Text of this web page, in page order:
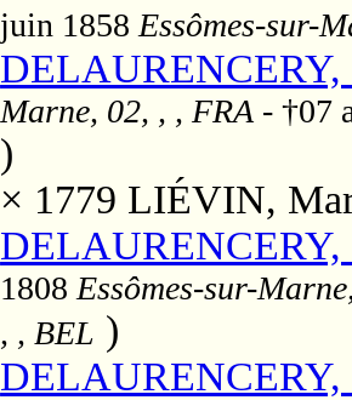
juin 1858 Essômes-sur-
DELAURENCERY,
Marne, 02, , , FRA - †07
)
× 1779 LIÉVIN,
DELAURENCERY,
1808 Essômes-sur-
, , BEL )
DELAURENCERY,